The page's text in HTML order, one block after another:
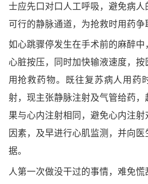
士应先口对口人工呼吸，避免病人
可行的静脉通道，为抢救时用药争
如心跳骤停发生在手术前的麻醉中
心脏按压，同时加快输液速度，
用抢救药物。既往复苏病人用药
射，现主张静脉注射及气管给药
果与心内注射相同，避免心内注射
因素，及早进行心肌监测，并向
据。
人第一次做没干过的事情，难免